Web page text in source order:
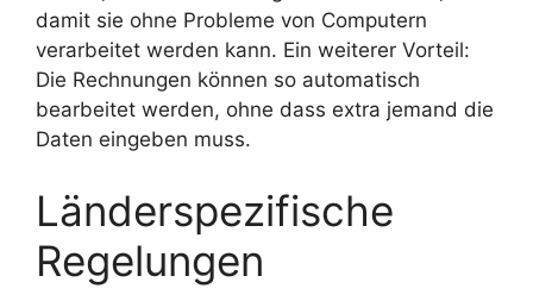
damit sie ohne Probleme von Computern
verarbeitet werden kann. Ein weiterer Vorteil:
Die Rechnungen können so automatisch
bearbeitet werden, ohne dass extra jemand die
Daten eingeben muss.
Länderspezifische
Regelungen